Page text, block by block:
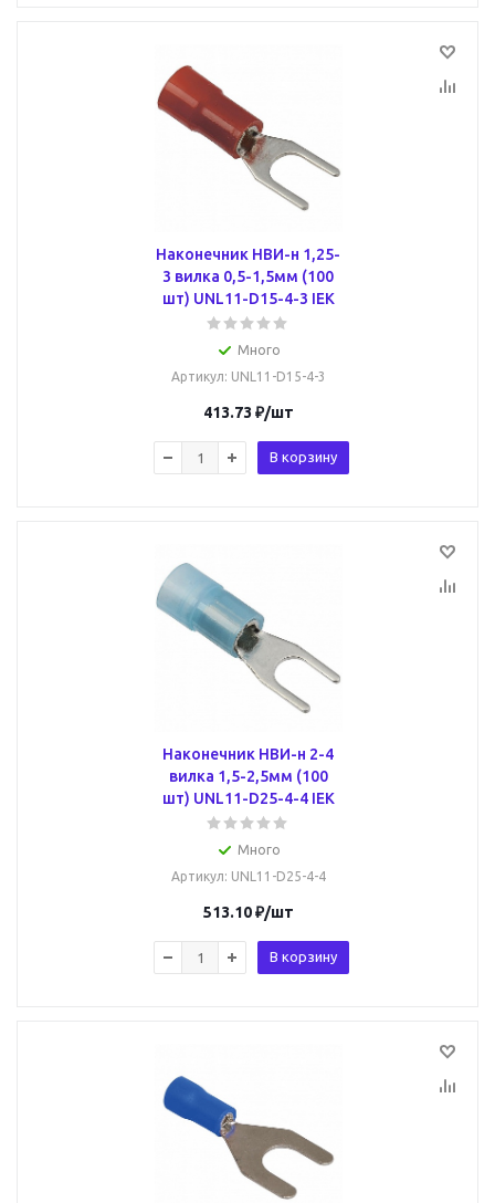
Наконечник НВИ-н 1,25-
3 вилка 0,5-1,5мм (100
шт) UNL11-D15-4-3 IEK
Много
Артикул: UNL11-D15-4-3
413.73 ₽/шт
В корзину
Наконечник НВИ-н 2-4
вилка 1,5-2,5мм (100
шт) UNL11-D25-4-4 IEK
Много
Артикул: UNL11-D25-4-4
513.10₽/шт
В корзину